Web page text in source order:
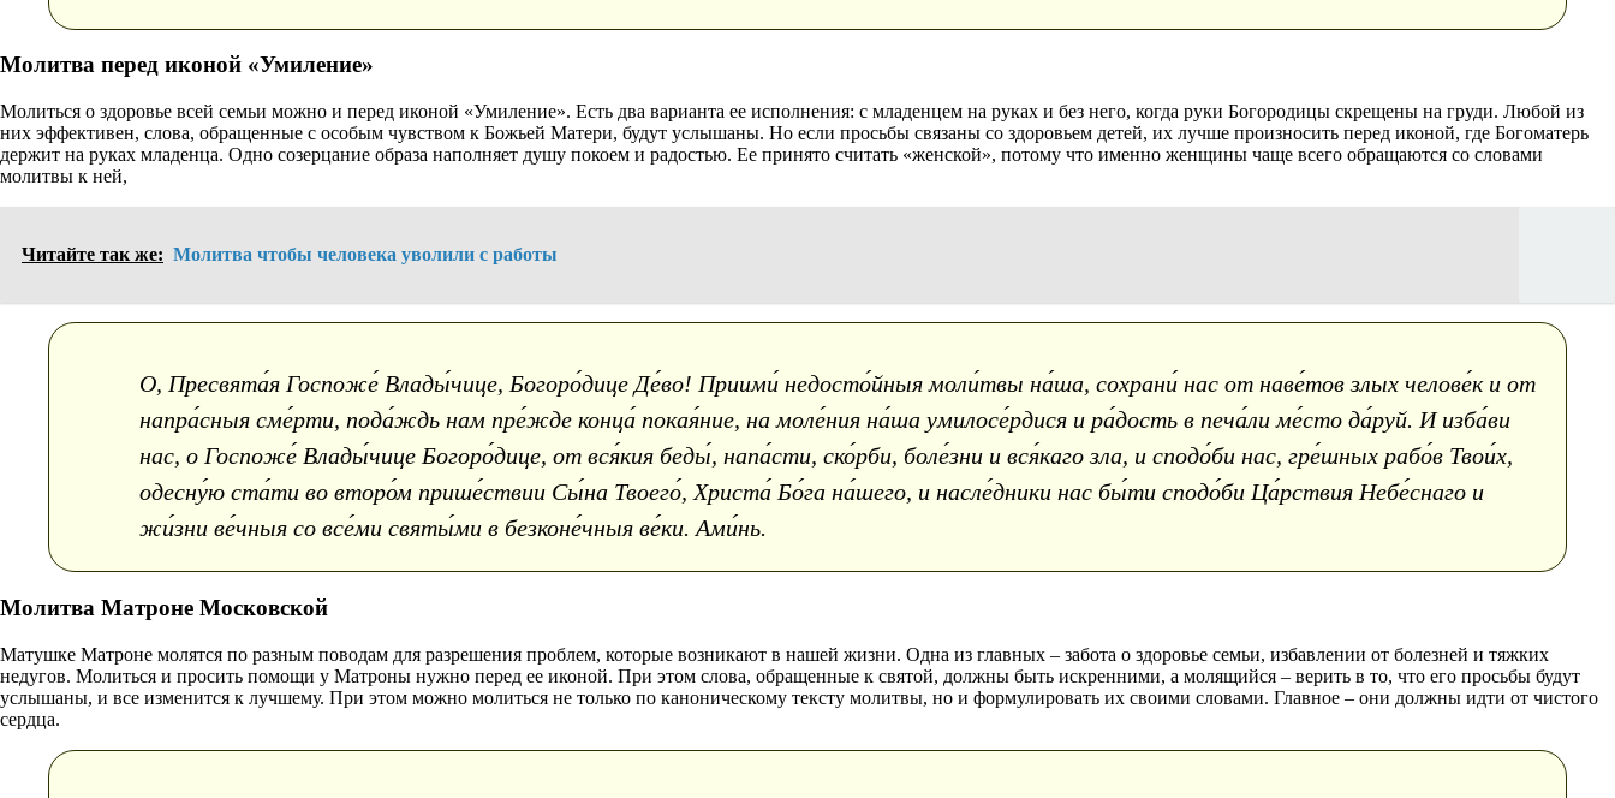
Молитва перед иконой «Умиление»
Молиться о здоровье всей семьи можно и перед иконой «Умиление». Есть два варианта ее исполнения: с младенцем на руках и без него, когда руки Богородицы скрещены на груди. Любой из
них эффективен, слова, обращенные с особым чувством к Божьей Матери, будут услышаны. Но если просьбы связаны со здоровьем детей, их лучше произносить перед иконой, где Богоматерь
держит на руках младенца. Одно созерцание образа наполняет душу покоем и радостью. Ее принято считать «женской», потому что именно женщины чаще всего обращаются со словами
молитвы к ней,
Читайте так же: Молитва чтобы человека уволили с работы
О, Пресвята́я Госпоже́ Влады́чице, Богоро́дице Де́во! Приими́ недосто́йныя моли́твы на́ша, сохрани́ нас от наве́тов злых челове́к и от
напра́сныя сме́рти, пода́ждь нам пре́жде конца́ покая́ние, на моле́ния на́ша умилосе́рдися и ра́дость в печа́ли ме́сто да́руй. И изба́ви
нас, о Госпоже́ Влады́чице Богоро́дице, от вся́кия беды́, напа́сти, ско́рби, боле́зни и вся́каго зла, и сподо́би нас, гре́шных рабо́в Твои́х,
одесну́ю ста́ти во второ́м прише́ствии Сы́на Твоего́, Христа́ Бо́га на́шего, и насле́дники нас бы́ти сподо́би Ца́рствия Небе́снаго и
жи́зни ве́чныя со все́ми святы́ми в безконе́чныя ве́ки. Ами́нь.
Молитва Матроне Московской
Матушке Матроне молятся по разным поводам для разрешения проблем, которые возникают в нашей жизни. Одна из главных – забота о здоровье семьи, избавлении от болезней и тяжких
недугов. Молиться и просить помощи у Матроны нужно перед ее иконой. При этом слова, обращенные к святой, должны быть искренними, а молящийся – верить в то, что его просьбы будут
услышаны, и все изменится к лучшему. При этом можно молиться не только по каноническому тексту молитвы, но и формулировать их своими словами. Главное – они должны идти от чистого
сердца.